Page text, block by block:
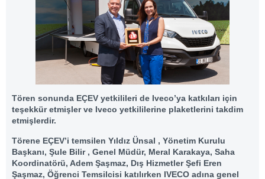
Tören sonunda EÇEV yetkilileri de Iveco’ya katkıları için
teşekkür etmişler ve Iveco yetkililerine plaketlerini takdim
etmişlerdir.
Törene EÇEV’i temsilen Yıldız Ünsal , Yönetim Kurulu
Başkanı, Şule Bilir , Genel Müdür, Meral Karakaya, Saha
Koordinatörü, Adem Şaşmaz, Dış Hizmetler Şefi Eren
Şaşmaz, Öğrenci Temsilcisi katılırken IVECO adına genel